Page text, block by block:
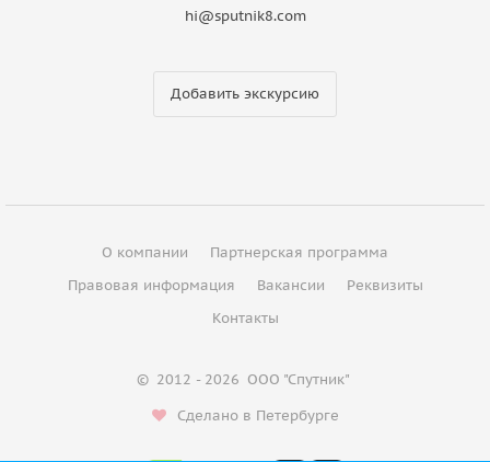
hi@sputnik8.com
Добавить экскурсию
О компании
Партнерская программа
Правовая информация
Вакансии
Реквизиты
Контакты
© 2012 - 2026 ООО "Спутник"
Сделано в Петербурге